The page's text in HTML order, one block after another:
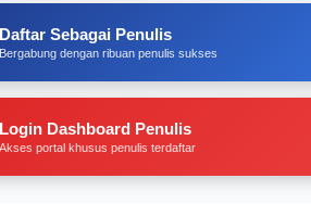
Daftar Sebagai Penulis
Bergabung dengan ribuan penulis sukses
Login Dashboard Penulis
Akses portal khusus penulis terdaftar